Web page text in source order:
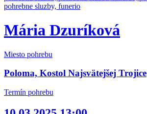
Mária Dzuríková
Miesto pohrebu
Poloma, Kostol Najsvätejšej Trojice
Termín pohrebu